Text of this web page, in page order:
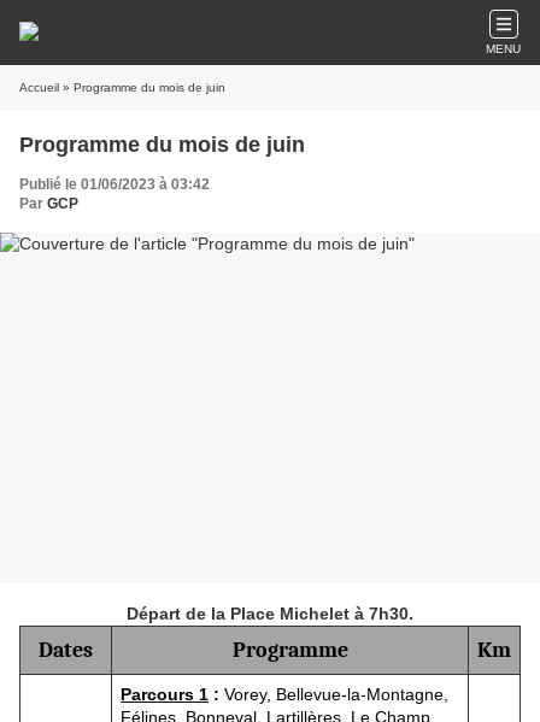
MENU
Accueil » Programme du mois de juin
Programme du mois de juin
Publié le 01/06/2023 à 03:42
Par GCP
Départ de la Place Michelet à 7h30.
Dates Programme Km
Parcours 1 : Vorey, Bellevue-la-Montagne,
Félines, Bonneval, Lartillères, Le Champ,